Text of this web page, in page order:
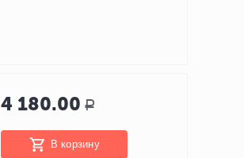
4 180.00 Р
В корзину